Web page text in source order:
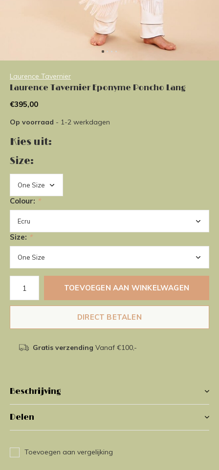
Laurence Tavernier
Laurence Tavernier Eponyme Poncho Lang
€395,00
Op voorraad - 1-2 werkdagen
Kies uit:
Size:
Colour: *
Size: *
TOEVOEGEN AAN WINKELWAGEN
DIRECT BETALEN
Gratis verzending Vanaf €100,-
Beschrijving
Delen
Toevoegen aan vergelijking